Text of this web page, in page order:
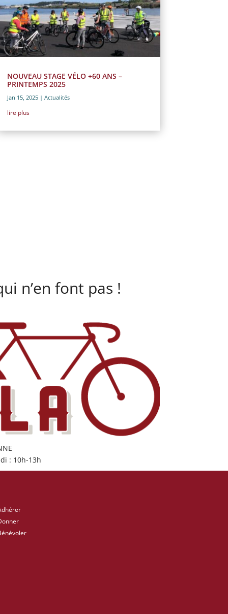
NOUVEAU STAGE VÉLO +60 ANS –
PRINTEMPS 2025
Jan 15, 2025| Actualités
lire plus
n’en font pas !
: 10h-13h